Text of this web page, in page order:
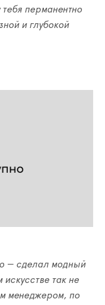
перманентно
и глубокой
— сделал модный
искусстве так не
менеджером, по